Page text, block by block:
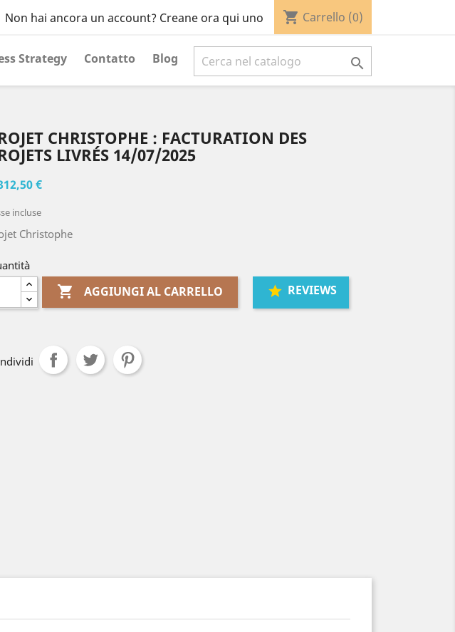
Non hai ancora un account? Creane ora qui uno shopping_cart Carrello (0)
Strategy Contatto Blog 
CHRISTOPHE : FACTURATION DES
LIVRÉS 14/07/2025
€
incluse
Christophe
 AGGIUNGI AL CARRELLO REVIEWS